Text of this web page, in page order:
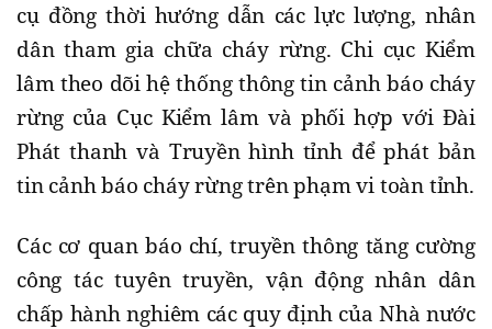
cụ đồng thời hướng dẫn các lực lượng, nhân
dân tham gia chữa cháy rừng. Chi cục Kiểm
lâm theo dõi hệ thống thông tin cảnh báo cháy
rừng của Cục Kiểm lâm và phối hợp với Đài
Phát thanh và Truyền hình tỉnh để phát bản
tin cảnh báo cháy rừng trên phạm vi toàn tỉnh.
Các cơ quan báo chí, truyền thông tăng cường
công tác tuyên truyền, vận động nhân dân
chấp hành nghiêm các quy định của Nhà nước